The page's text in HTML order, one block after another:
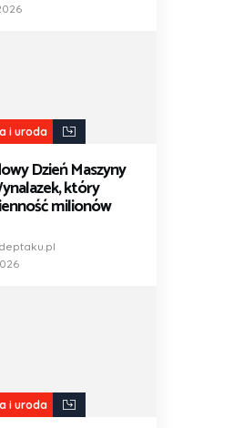
i uroda
Dzień Maszyny
który
milionów
i uroda